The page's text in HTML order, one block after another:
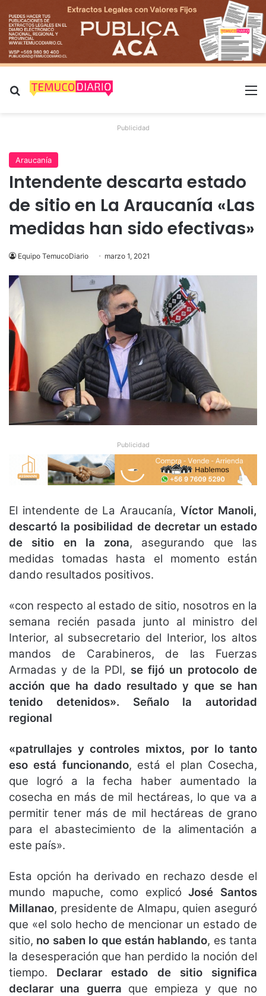
Buscar por
Publicidad
Araucanía
Intendente descarta estado
de sitio en La Araucanía «Las
medidas han sido efectivas»
Equipo TemucoDiario marzo 1, 2021
Publicidad
El intendente de La Araucanía,Víctor Manoli,
descartó la posibilidad de decretar un estado
de sitio en la zona, asegurando que las
medidas tomadas hasta el momento están
dando resultados positivos.
«con respecto al estado de sitio, nosotros en la
semana recién pasada junto al ministro del
Interior, al subsecretario del Interior, los altos
mandos de Carabineros, de las Fuerzas
Armadas y de la PDI, se fijó un protocolo de
acción que ha dado resultado y que se han
tenido detenidos». Señalo la autoridad
regional
«patrullajes y controles mixtos, por lo tanto
eso está funcionando, está el plan Cosecha,
que logró a la fecha haber aumentado la
cosecha en más de mil hectáreas, lo que va a
permitir tener más de mil hectáreas de grano
para el abastecimiento de la alimentación a
este país».
Esta opción ha derivado en rechazo desde el
mundo mapuche, como explicó José Santos
Millanao, presidente de Almapu, quien aseguró
que «el solo hecho de mencionar un estado de
sitio, no saben lo que están hablando, es tanta
la desesperación que han perdido la noción del
tiempo. Declarar estado de sitio significa
declarar una guerra que empieza y que no